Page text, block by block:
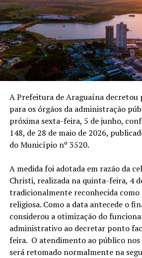
A Prefeitura de Araguaína
para os órgãos da administração
próxima sexta-feira, 5 de junho,
148, de 28 de maio de 2026,
do Município nº 3520.
A medida foi adotada em razão da
Christi, realizada na quinta-feira, 4
tradicionalmente reconhecida como
religiosa. Como a data antecede o
considerou a otimização do
administrativo ao decretar ponto
feira. O atendimento ao público
será retomado normalmente na